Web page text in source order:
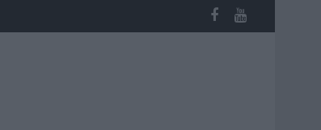
kútból fogy ki a víz